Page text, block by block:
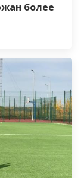
более